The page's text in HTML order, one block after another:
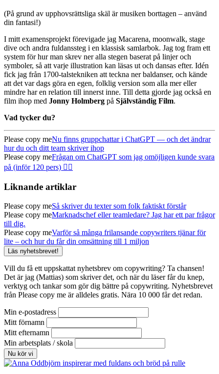
(På grund av upphovsrättsliga skäl är musiken borttagen – använd
din fantasi!)
I mitt examensprojekt förevigade jag Macarena, moonwalk, stage
dive och andra fuldanssteg i en klassisk samlarbok. Jag tog fram ett
system för hur man skrev ner alla stegen baserat på linjer och
symboler, så att varje illustration kan läsas ut och dansas efter. Idén
fick jag från 1700-talstekniken att teckna ner baldanser, och kände
att det var dags göra en egen, folklig version som alla mer eller
mindre har en relation till innerst inne. Till detta gjorde jag också en
film ihop med Jonny Holmberg på Självständig Film.
Vad tycker du?
Please copy meNu finns gruppchattar i ChatGPT — och det ändrar
hur du och ditt team skriver ihop
Please copy meFrågan om ChatGPT som jag omöjligen kunde svara
på (inför 120 pers) 🤦‍♂️
Liknande artiklar
Please copy meSå skriver du texter som folk faktiskt förstår
Please copy meMarknadschef eller teamledare? Jag har ett par frågor
till dig.
Please copy meVarför så många frilansande copywriters tjänar för
lite – och hur du får din omsättning till 1 miljon
Läs nyhetsbrevet!
Vill du få ett uppskattat nyhetsbrev om copywriting? Ta chansen!
Det är jag (Mattias) som skriver det, och när du läser får du knep,
verktyg och tankar som gör dig bättre på copywriting. Nyhetsbrevet
från Please copy me är alldeles gratis. Nära 10 000 får det redan.
Min e-postadress
Mitt förnamn
Mitt efternamn
Min arbetsplats / skola